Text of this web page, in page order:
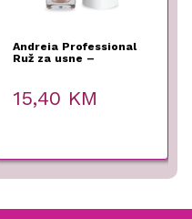
Andreia Professional
Ruž za usne –
15,40 KM